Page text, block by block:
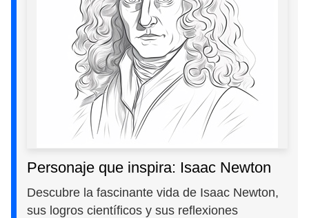
Personaje que inspira: Isaac Newton
Descubre la fascinante vida de Isaac Newton,
sus logros científicos y sus reflexiones